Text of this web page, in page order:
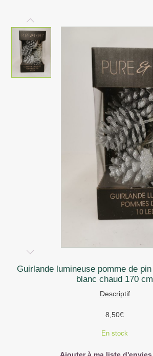
guirlande lumineuse pomme de pin argente 10 leds
blanc chaud 170 cm
Descriptif
8,50€
En stock
Ajouter à ma liste d'envies